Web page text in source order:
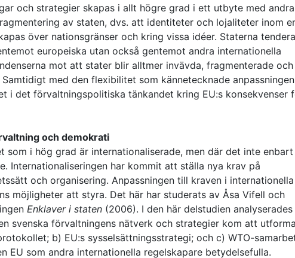
och strategier skapas i allt högre grad i ett utbyte med
av staten, dvs. att identiteter och lojaliteter inom
över nationsgränser och kring vissa idéer. Staterna
europeiska utan också gentemot andra internationella
mot att stater blir alltmer invävda, fragmenterade
med den flexibilitet som kännetecknade
i det förvaltningspolitiska tänkandet kring EU:s konsekvenser
och demokrati
som i hög grad är internationaliserade, men där det inte enbart
Internationaliseringen har kommit att ställa nya krav på
och organisering. Anpassningen till kraven i internationella
möjligheter att styra. Det här har studerats av Åsa Vifell och
Enklaver i staten (2006). I den här delstudien
svenska förvaltningens nätverk och strategier kom att
b) EU:s sysselsättningsstrategi; och c) WTO-
EU som andra internationella regelskapare betydelsefulla.